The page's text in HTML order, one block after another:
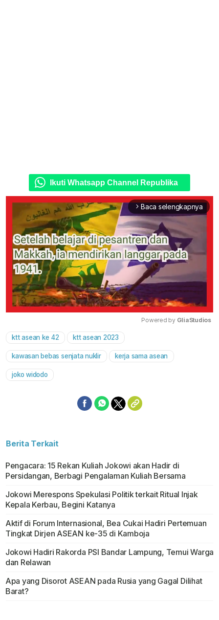
Ikuti Whatsapp Channel Republika
arrow_forward_ios Baca selengkapnya
Powered by GliaStudios
ktt asean ke 42 ktt asean 2023
kawasan bebas senjata nuklir kerja sama asean
joko widodo
Berita Terkait
Pengacara: 15 Rekan Kuliah Jokowi akan Hadir di
Persidangan, Berbagi Pengalaman Kuliah Bersama
Jokowi Merespons Spekulasi Politik terkait Ritual Injak
Kepala Kerbau, Begini Katanya
Aktif di Forum Internasional, Bea Cukai Hadiri Pertemuan
Tingkat Dirjen ASEAN ke-35 di Kamboja
Jokowi Hadiri Rakorda PSI Bandar Lampung, Temui Warga
dan Relawan
Apa yang Disorot ASEAN pada Rusia yang Gagal Dilihat
Barat?